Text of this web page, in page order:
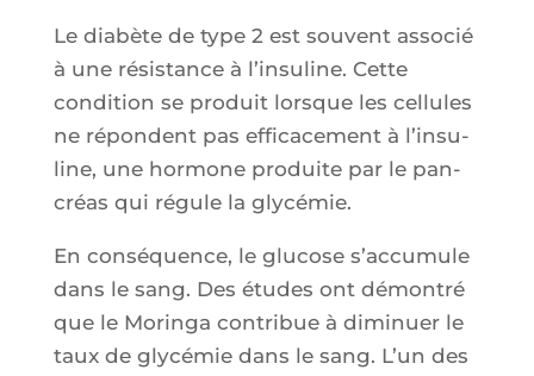
Le dia­bète de type 2 est sou­vent asso­cié
à une résis­tance à l’in­su­line. Cette
condi­tion se pro­duit lorsque les cel­lules
ne répondent pas effi­ca­ce­ment à l’in­su­
line, une hor­mone pro­duite par le pan­
créas qui régule la glycémie.
En consé­quence, le glu­cose s’ac­cu­mule
dans le sang. Des études ont démon­tré
que le Morin­ga contri­bue à dimi­nuer le
taux de gly­cé­mie dans le sang. L’un des